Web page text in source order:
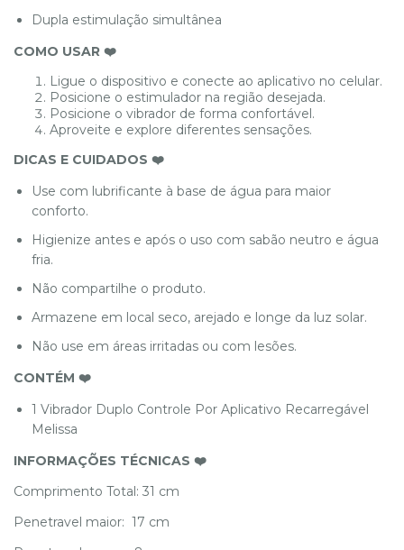
Dupla estimulação simultânea
COMO USAR ❤️
Ligue o dispositivo e conecte ao aplicativo no celular.
Posicione o estimulador na região desejada.
Posicione o vibrador de forma confortável.
Aproveite e explore diferentes sensações.
DICAS E CUIDADOS ❤️
Use com lubrificante à base de água para maior
conforto.
Higienize antes e após o uso com sabão neutro e água
fria.
Não compartilhe o produto.
Armazene em local seco, arejado e longe da luz solar.
Não use em áreas irritadas ou com lesões.
CONTÉM ❤️
1 Vibrador Duplo Controle Por Aplicativo Recarregável
Melissa
INFORMAÇÕES TÉCNICAS ❤️
Comprimento Total: 31 cm
Penetravel maior: 17 cm